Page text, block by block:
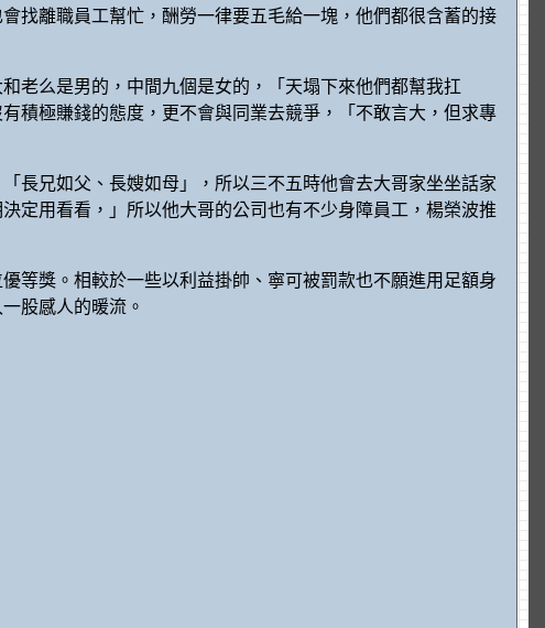
找離職員工幫忙，酬勞一律要五毛給一塊，他們都很含蓄的接
老么是男的，中間九個是女的，「天塌下來他們都幫我扛
積極賺錢的態度，更不會與同業去競爭，「不敢言大，但求專
長兄如父、長嫂如母」，所以三不五時他會去大哥家坐坐話家
定用看看，」所以他大哥的公司也有不少身障員工，楊榮波推
等獎。相較於一些以利益掛帥、寧可被罰款也不願進用足額身
股感人的暖流。